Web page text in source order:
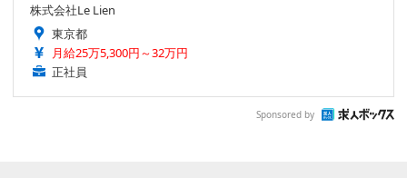
株式会社Le Lien
東京都
月給25万5,300円～32万円
正社員
Sponsored by